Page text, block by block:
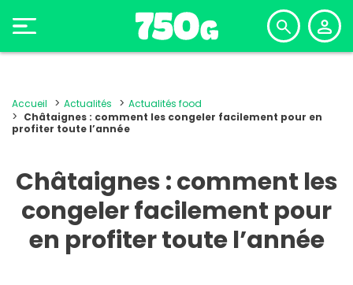
Accueil Actualités
Actualités food
Châtaignes : comment les congeler facilement pour en
profiter toute l’année
Châtaignes : comment les
congeler facilement pour
en profiter toute l’année